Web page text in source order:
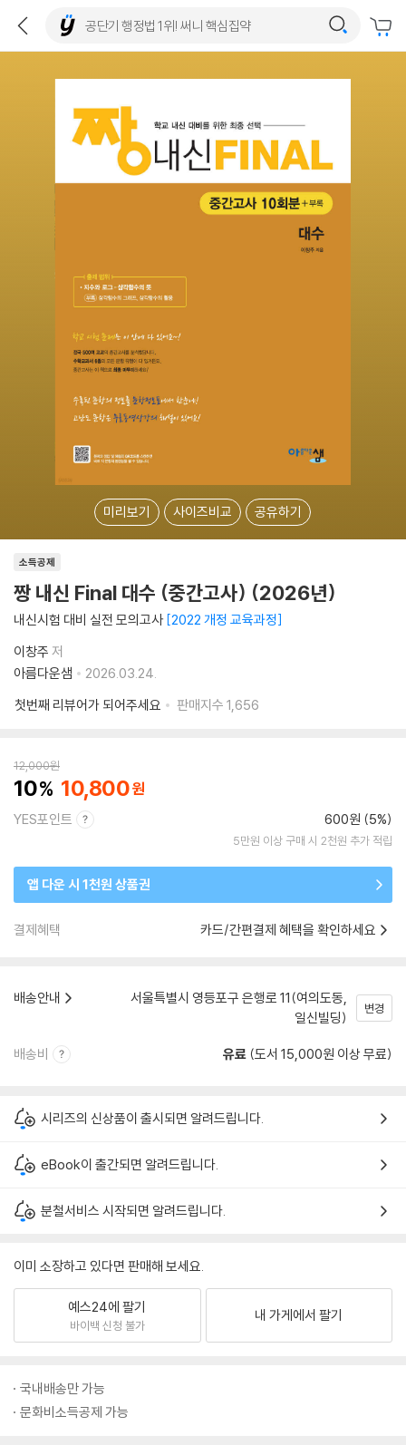
미리보기 사이즈비교 공유하기
소득공제
짱 내신 Final 대수 (중간고사) (2026년)
내신시험 대비 실전 모의고사 2022 개정 교육과정
이창주 저
아름다운샘
2026.03.24.
첫번째 리뷰어가 되어주세요
판매지수 1,656
12,000원
10 10,800
YES포인트 600원 (5%)
5만원 이상 구매 시 2천원 추가 적립
앱 다운 시 1천원 상품권
결제혜택 카드/간편결제 혜택을 확인하세요
배송안내
서울특별시 영등포구 은행로 11(여의도동,
일신빌딩)
변경
배송비 유료 (도서 15,000원 이상 무료)
시리즈의 신상품이 출시되면 알려드립니다.
eBook이 출간되면 알려드립니다.
분철서비스 시작되면 알려드립니다.
이미 소장하고 있다면 판매해 보세요.
예스24에 팔기
바이백 신청 불가
내 가게에서 팔기
국내배송만 가능
문화비소득공제 가능